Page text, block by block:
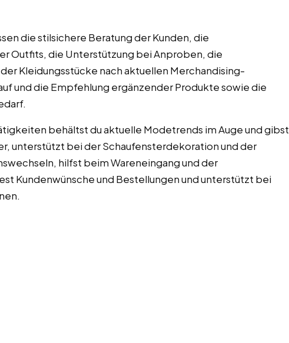
die stilsichere Beratung der Kunden, die
Outfits, die Unterstützung bei Anproben, die
Kleidungsstücke nach aktuellen Merchandising-
und die Empfehlung ergänzender Produkte sowie die
behältst du aktuelle Modetrends im Auge und gibst
unterstützt bei der Schaufensterdekoration und der
hilfst beim Wareneingang und der
Kundenwünsche und Bestellungen und unterstützt bei